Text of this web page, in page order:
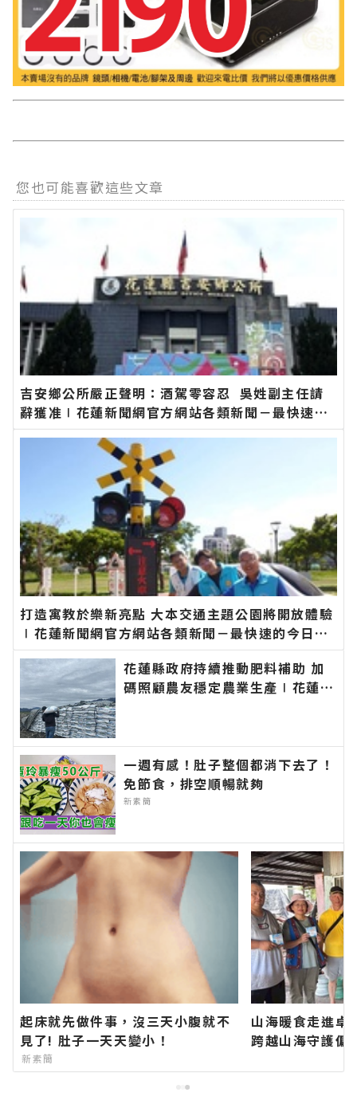
您也可能喜歡這些文章
吉安鄉公所嚴正聲明：酒駕零容忍 吳姓副主任請
辭獲准∣花蓮新聞網官方網站各類新聞－最快速的
今日新聞報導 最新的在地資訊！
打造寓教於樂新亮點 大本交通主題公園將開放體驗
∣花蓮新聞網官方網站各類新聞－最快速的今日新
聞報導 最新的在地資訊！
花蓮縣政府持續推動肥料補助 加
碼照顧農友穩定農業生產∣花蓮新
一週有感！肚子整個都消下去了！
免節食，排空順暢就夠
新素簡
起床就先做件事，沒三天小腹就不
見了! 肚子一天天變小！
新素簡
山海暖食走進
跨越山海守護
速的今日新聞報